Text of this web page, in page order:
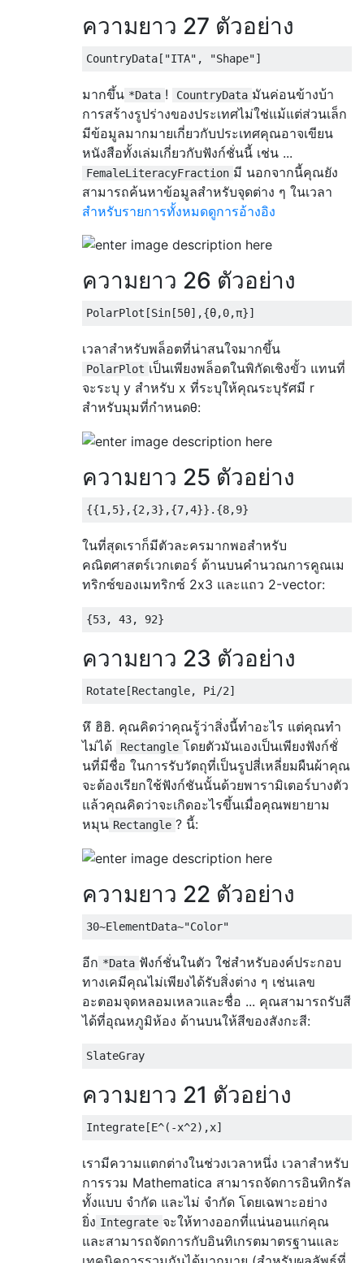
ความยาว 27 ตัวอย่าง
CountryData [ "ITA" , "Shape"]
มากขึ้น *Data ! CountryData มันค่อนข้างบ้า
การสร้างรูปร่างของประเทศไม่ใช่แม้แต่ส่วนเล็ก
มีข้อมูลมากมายเกี่ยวกับประเทศคุณอาจเขียน
หนังสือทั้งเล่มเกี่ยวกับฟังก์ชั่นนี้ เช่น ...
FemaleLiteracyFraction มี นอกจากนี้คุณยัง
สามารถค้นหาข้อมูลสำหรับจุดต่าง ๆ ในเวลา
สำหรับรายการทั้งหมดดูการอ้างอิง
ความยาว 26 ตัวอย่าง
PolarPlot [Sin [5θ],{θ,0,π}]
เวลาสำหรับพล็อตที่น่าสนใจมากขึ้น
PolarPlot เป็นเพียงพล็อตในพิกัดเชิงขั้ว แทนที่
จะระบุ y สำหรับ x ที่ระบุให้คุณระบุรัศมี r
สำหรับมุมที่กำหนดθ:
ความยาว 25 ตัวอย่าง
{{1 ,5},{2 ,3},{7,4}}.{8,9}
ในที่สุดเราก็มีตัวละครมากพอสำหรับ
คณิตศาสตร์เวกเตอร์ ด้านบนคำนวณการคูณเม
ทริกซ์ของเมทริกซ์ 2x3 และแถว 2-vector:
{53, 43, 92}
ความยาว 23 ตัวอย่าง
Rotate [Rectangle, Pi /2]
หึ ฮิฮิ. คุณคิดว่าคุณรู้ว่าสิ่งนี้ทำอะไร แต่คุณทำ
ไม่ได้
Rectangle โดยตัวมันเองเป็นเพียงฟังก์ชั่
นที่มีชื่อ ในการรับวัตถุที่เป็นรูปสี่เหลี่ยมผืนผ้าคุณ
จะต้องเรียกใช้ฟังก์ชันนั้นด้วยพารามิเตอร์บางตัว
แล้วคุณคิดว่าจะเกิดอะไรขึ้นเมื่อคุณพยายาม
หมุน Rectangle ? นี้:
ความยาว 22 ตัวอย่าง
30~ElementData~"Color"
อีก *Data ฟังก์ชั่นในตัว ใช่สำหรับองค์ประกอบ
ทางเคมีคุณไม่เพียงได้รับสิ่งต่าง ๆ เช่นเลข
อะตอมจุดหลอมเหลวและชื่อ ... คุณสามารถรับสี
ได้ที่อุณหภูมิห้อง ด้านบนให้สีของสังกะสี:
SlateGray
ความยาว 21 ตัวอย่าง
Integrate[E^(-x^2),x]
เรามีความแตกต่างในช่วงเวลาหนึ่ง เวลาสำหรับ
การรวม Mathematica สามารถจัดการอินทิกรัล
ทั้งแบบ จำกัด และไม่ จำกัด โดยเฉพาะอย่าง
ยิ่ง Integrate จะให้ทางออกที่แน่นอนแก่คุณ
และสามารถจัดการกับอินทิเกรตมาตรฐานและ